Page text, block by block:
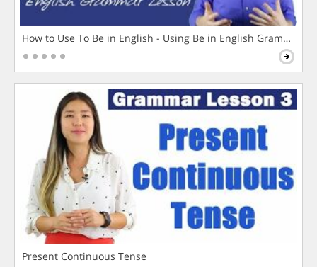
How to Use To Be in English - Using Be in English Grammar
Present Continuous Tense